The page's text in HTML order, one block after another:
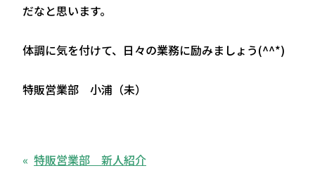
だなと思います。
体調に気を付けて、日々の業務に励みましょう(^^*)
特販営業部 小浦（未）
特販営業部 新人紹介